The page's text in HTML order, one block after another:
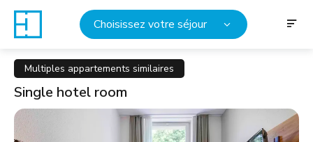
Choisissez votre séjour
Multiples appartements similaires
Single hotel room